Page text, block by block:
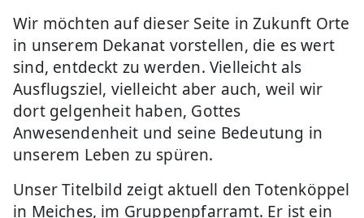
Wir möchten auf dieser Seite in Zukunft Orte
in unserem Dekanat vorstellen, die es wert
sind, entdeckt zu werden. Vielleicht als
Ausflugsziel, vielleicht aber auch, weil wir
dort gelgenheit haben, Gottes
Anwesendenheit und seine Bedeutung in
unserem Leben zu spüren.
Unser Titelbild zeigt aktuell den Totenköppel
in Meiches, im Gruppenpfarramt. Er ist ein